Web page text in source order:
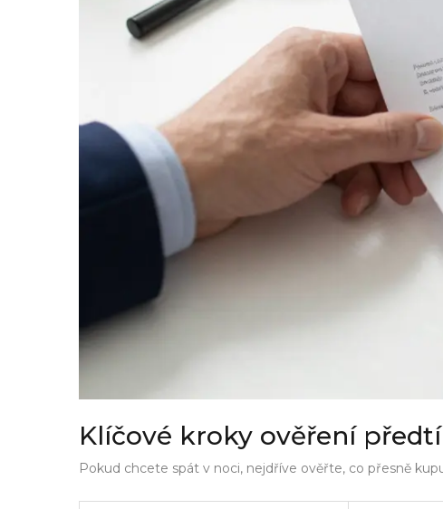
Klíčové kroky ověření
Pokud chcete spát v noci, nejdříve ověřte, co přesně